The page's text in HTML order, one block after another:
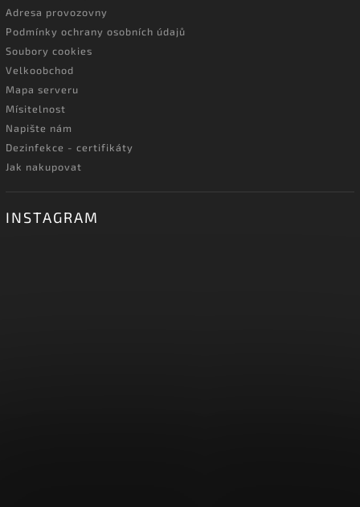
Adresa provozovny
Podmínky ochrany osobních údajů
Soubory cookies
Velkoobchod
Mapa serveru
Mísitelnost
Napište nám
Dezinfekce - certifikáty
Jak nakupovat
INSTAGRAM